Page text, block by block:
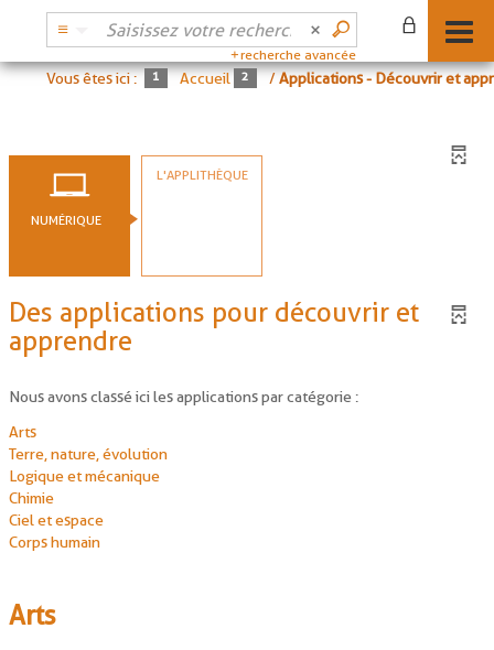
recherche avancée
Vous êtes ici : Accueil /Applications - Découvrir et
NUMÉRIQUE
L'APPLITHÈQUE
Des applications pour découvrir et
apprendre
Nous avons classé ici les applications par catégorie :
Arts
Terre, nature, évolution
Logique et mécanique
Chimie
Ciel et espace
Corps humain
Arts